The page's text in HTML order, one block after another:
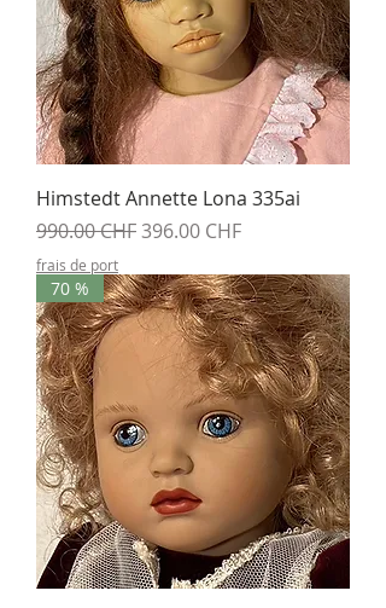
Himstedt Annette Lona 335ai
Prix original
990.00 CHFPrix promotionnel
396.00 CHF
frais de port
70 %